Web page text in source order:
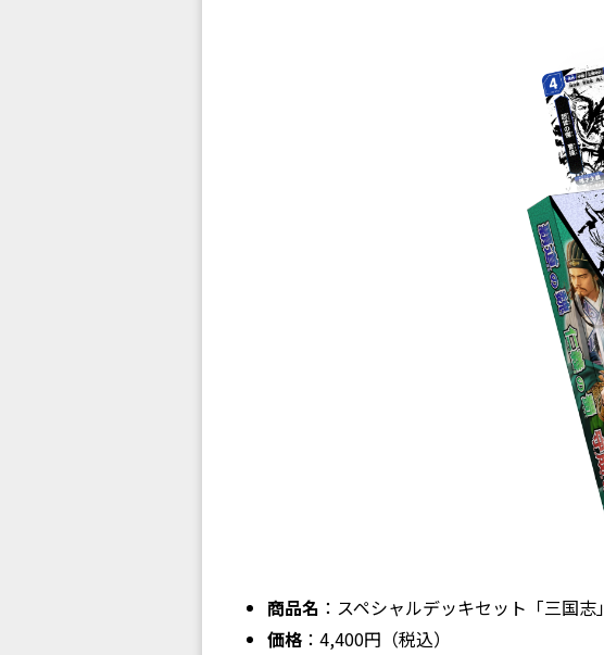
商品名 ：スペシャルデッキセット「三国志」
価格：4,400円（税込）